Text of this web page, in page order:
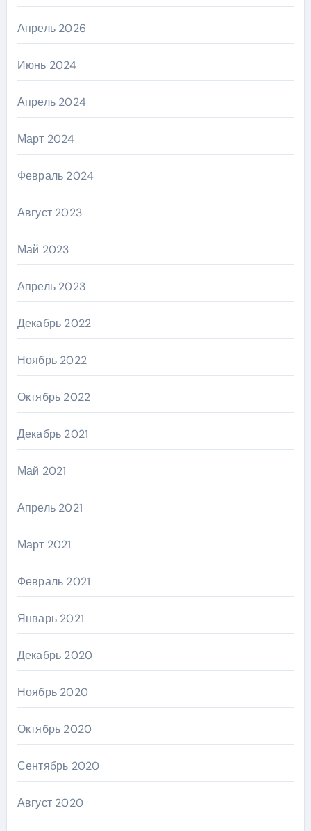
Апрель 2026
Июнь 2024
Апрель 2024
Март 2024
Февраль 2024
Август 2023
Май 2023
Апрель 2023
Декабрь 2022
Ноябрь 2022
Октябрь 2022
Декабрь 2021
Май 2021
Апрель 2021
Март 2021
Февраль 2021
Январь 2021
Декабрь 2020
Ноябрь 2020
Октябрь 2020
Сентябрь 2020
Август 2020